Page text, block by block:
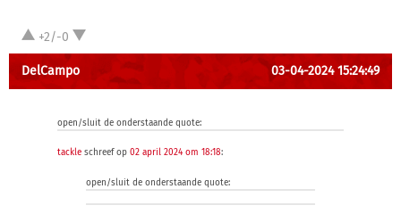
+2/-0
DelCampo 03-04-2024 15:24:49
open/sluit de onderstaande quote:
tackle schreef op 02 april 2024 om 18:18:
open/sluit de onderstaande quote: